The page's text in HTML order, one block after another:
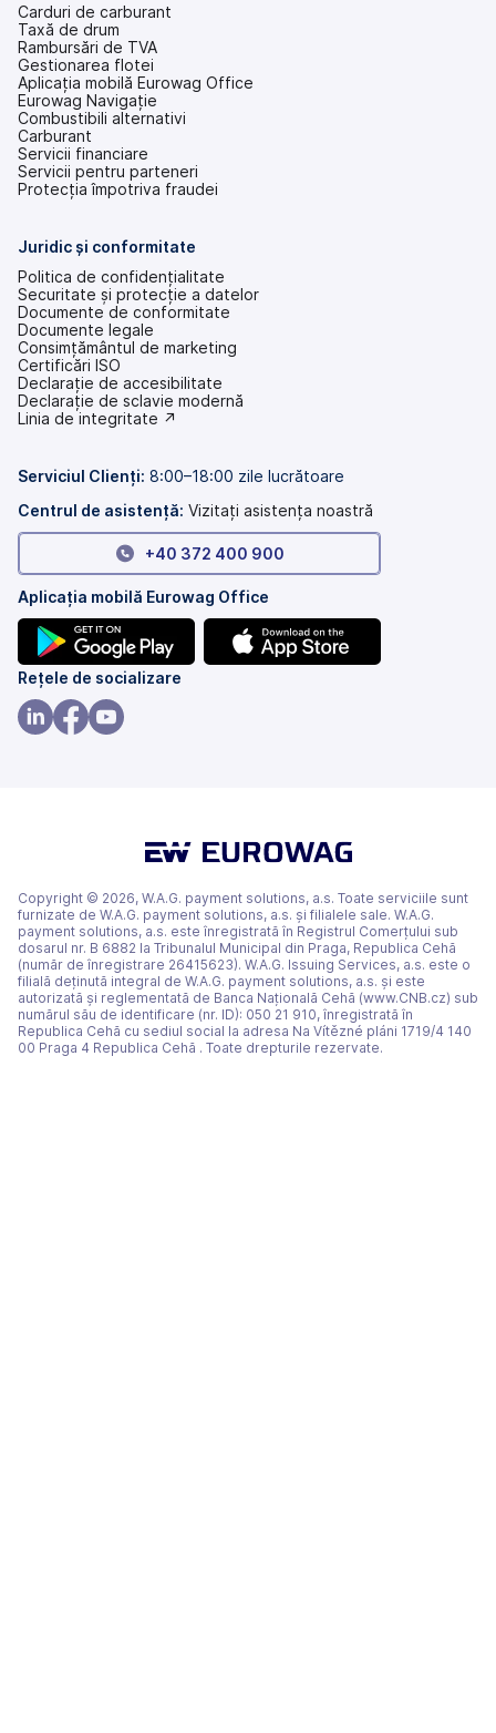
Carduri de carburant
Taxă de drum
Rambursări de TVA
Gestionarea flotei
Aplicația mobilă Eurowag Office
Eurowag Navigație
Combustibili alternativi
Carburant
Servicii financiare
Servicii pentru parteneri
Protecția împotriva fraudei
Juridic și conformitate
Politica de confidențialitate
Securitate și protecție a datelor
Documente de conformitate
Documente legale
Consimțământul de marketing
Certificări ISO
Declarație de accesibilitate
(se
deschide
filă
Declarație de sclavie modernă
(se
o
nouă)
Linia de integritate ↗
Serviciul Clienți: 8:00–18:00 zile lucrătoare
Centrul de asistență: Vizitați asistența noastră
+40 372 400 900
Aplicația mobilă Eurowag Office
(se
deschide
într-
Rețele de socializare
Copyright © 2026, W.A.G. payment solutions, a.s. Toate serviciile sunt
furnizate de W.A.G. payment solutions, a.s. și filialele sale. W.A.G.
payment solutions, a.s. este înregistrată în Registrul Comerțului sub
dosarul nr. B 6882 la Tribunalul Municipal din Praga, Republica Cehă
(număr de înregistrare 26415623). W.A.G. Issuing Services, a.s. este o
filială deținută integral de W.A.G. payment solutions, a.s. și este
autorizată și reglementată de Banca Națională Cehă (www.CNB.cz) sub
numărul său de identificare (nr. ID): 050 21 910, înregistrată în
Republica Cehă cu sediul social la adresa Na Vítězné pláni 1719/4 140
00 Praga 4 Republica Cehă . Toate drepturile rezervate.